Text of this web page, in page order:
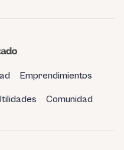
Emprendimientos
Comunidad